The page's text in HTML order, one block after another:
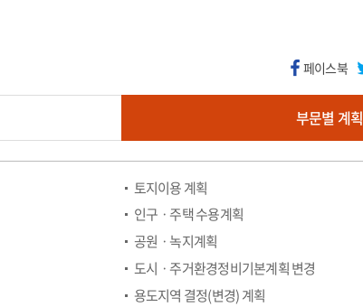
페이스북
부문별 계획
토지이용 계획
인구ㆍ주택 수용계획
공원ㆍ녹지계획
도시ㆍ주거환경정비기본계획 변경
용도지역 결정(변경) 계획